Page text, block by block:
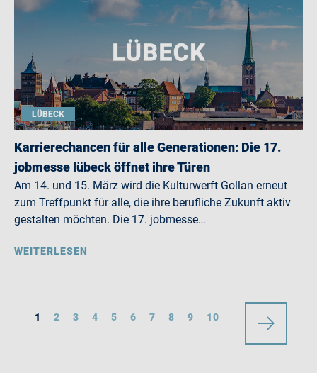
LÜBECK
Karrierechancen für alle Generationen: Die 17.
jobmesse lübeck öffnet ihre Türen
Am 14. und 15. März wird die Kulturwerft Gollan erneut
zum Treffpunkt für alle, die ihre berufliche Zukunft aktiv
gestalten möchten. Die 17. jobmesse…
WEITERLESEN
1 2 3 4 5 6 7 8 9 10